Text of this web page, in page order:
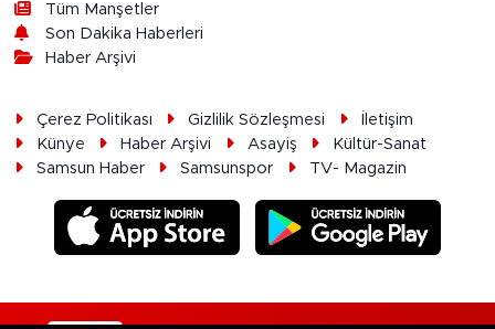
Tüm Manşetler
Son Dakika Haberleri
Haber Arşivi
Çerez Politikası Gizlilik Sözleşmesi
İletişim
Künye
Haber Arşivi Asayiş
Kültür-Sanat
Samsun Haber
Samsunspor TV- Magazin